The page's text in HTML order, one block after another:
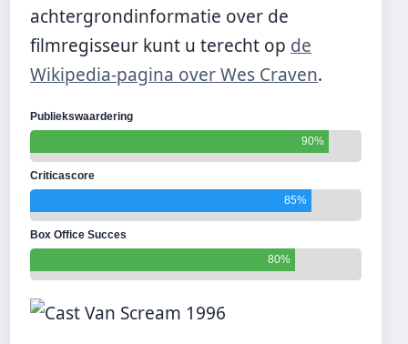
achtergrondinformatie over de
filmregisseur kunt u terecht op de
Wikipedia-pagina over Wes Craven.
Publiekswaardering
90%
Criticascore
85%
Box Office Succes
80%